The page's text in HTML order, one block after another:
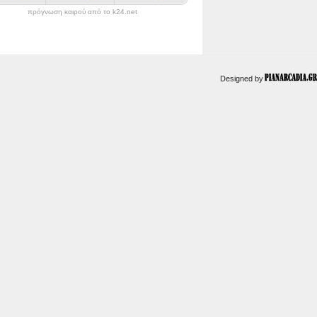
πρόγνωση καιρού από το k24.net
Designed by